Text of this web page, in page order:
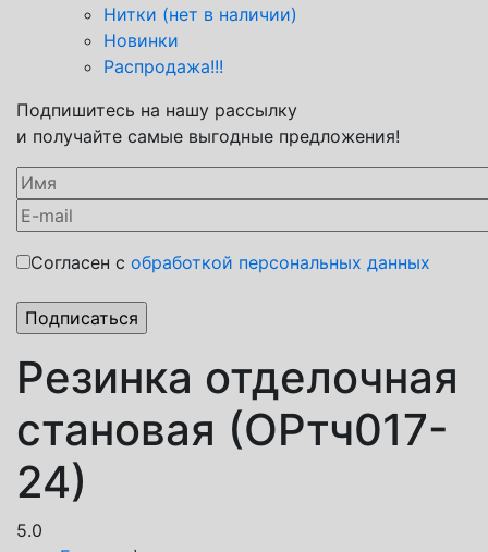
Нитки (нет в наличии)
Новинки
Распродажа!!!
Подпишитесь на нашу рассылку
и получайте самые выгодные предложения!
Согласен с обработкой персональных данных
Резинка отделочная
становая (ОРтч017-
24)
5.0